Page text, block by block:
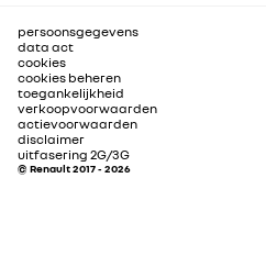
persoonsgegevens
data act
cookies
cookies beheren
toegankelijkheid
verkoopvoorwaarden
actievoorwaarden
disclaimer
uitfasering 2G/3G
© Renault 2017 - 2026